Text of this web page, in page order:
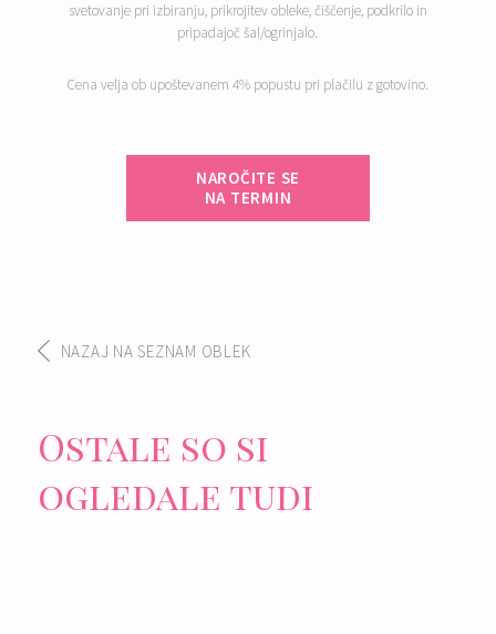
svetovanje pri izbiranju, prikrojitev obleke, čiščenje, podkrilo in
pripadajoč šal/ogrinjalo.
Cena velja ob upoštevanem 4% popustu pri plačilu z gotovino.
NAROČITE SE
NA TERMIN
NAZAJ NA SEZNAM OBLEK
Ostale so si
ogledale tudi